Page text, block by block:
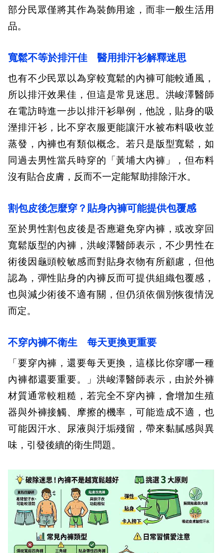
部分民眾僅將其作為裝飾用途，而非一般生活用
品。
寬鬆不等於排汗佳 醫用排汗衫解釋迷思
也有不少民眾以為穿較寬鬆的內褲可能較通風，
所以排汗效果佳，但這是常見迷思。洪峻澤醫師
在電訪時進一步以排汗衫舉例，他說，貼身的吸
溼排汗衫，比不穿衣服更能讓汗水被布料吸收並
蒸發，內褲也有類似概念。若只是版型寬鬆，如
同過去男性當兵時穿的「黃埔大內褲」，但布料
沒有貼合皮膚，反而不一定能幫助排除汗水。
割包皮後怎麼穿？貼身內褲可能提供包覆感
至於男性割包皮後是否應避免穿內褲，或改穿回
寬鬆版型的內褲，洪峻澤醫師表示，不少男性在
術後因龜頭較敏感而對貼身衣物有所顧慮，但他
認為，彈性貼身的內褲反而可提供組織包覆感，
也與減少術後不適有關，但仍須依個別恢復情況
而定。
不穿內褲不衛生 每天更換更重要
「要穿內褲，還要每天更換，這樣比你穿哪一種
內褲都還要重要。」洪峻澤醫師表示，由於外褲
材質通常較粗糙，若完全不穿內褲，會增加生殖
器與外褲接觸、摩擦的機率，可能造成不適，也
可能因汗水、尿液與汙垢殘留，帶來黏膩感與異
味，引發後續的衛生問題。